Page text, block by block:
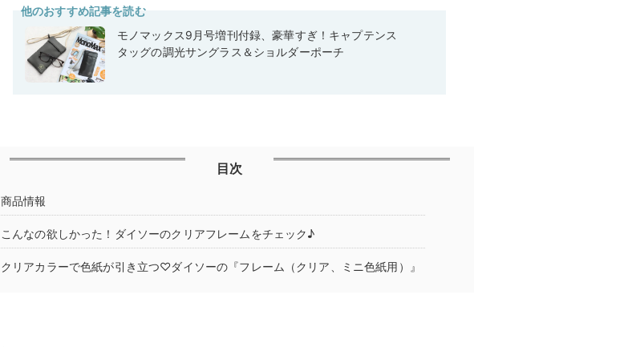
他のおすすめ記事を読む
モノマックス9月号増刊付録、豪華すぎ！キャプテンス
タッグの調光サングラス＆ショルダーポーチ
目次
商品情報
こんなの欲しかった！ダイソーのクリアフレームをチェック♪
クリアカラーで色紙が引き立つ♡ダイソーの『フレーム（クリア、ミニ色紙用）』